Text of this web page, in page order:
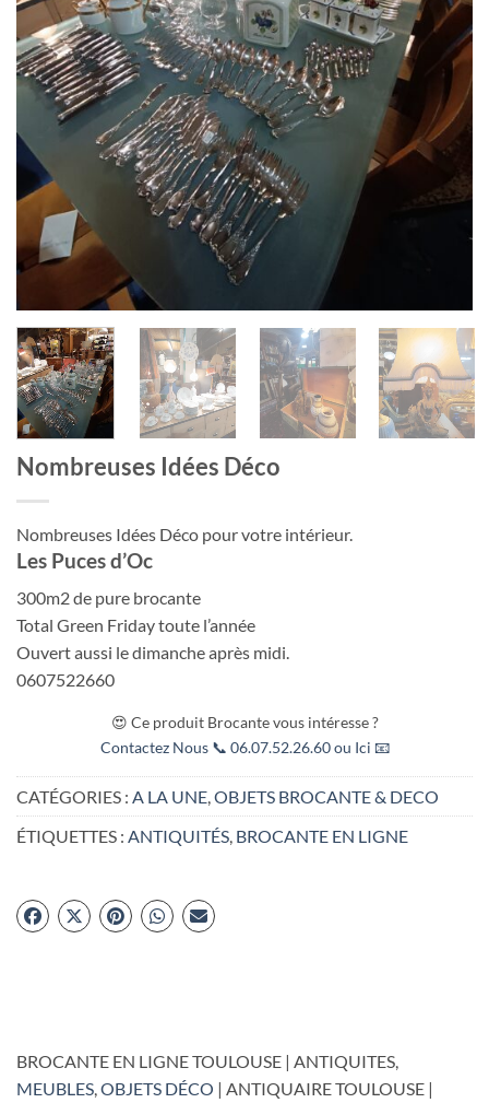
Nombreuses Idées Déco
Nombreuses Idées Déco pour votre intérieur.
Les Puces d’Oc
300m2 de pure brocante
Total Green Friday toute l’année
Ouvert aussi le dimanche après midi.
0607522660
😍 Ce produit Brocante vous intéresse ?
Contactez Nous 📞 06.07.52.26.60 ou Ici 📧
CATÉGORIES : A LA UNE,OBJETS BROCANTE & DECO
ÉTIQUETTES : ANTIQUITÉS, BROCANTE EN LIGNE
BROCANTE EN LIGNE TOULOUSE | ANTIQUITES,
MEUBLES,OBJETS DÉCO | ANTIQUAIRE TOULOUSE |